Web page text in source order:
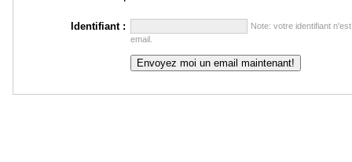
Identifiant :
Note: votre identifiant
email.